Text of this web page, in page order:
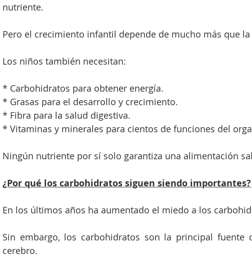
nutriente.
Pero el crecimiento infantil depende de mucho más que
Los niños también necesitan:
* Carbohidratos para obtener energía.
* Grasas para el desarrollo y crecimiento.
* Fibra para la salud digestiva.
* Vitaminas y minerales para cientos de funciones del
Ningún nutriente por sí solo garantiza una alimentación
¿Por qué los carbohidratos siguen siendo importantes?
En los últimos años ha aumentado el miedo a los
Sin embargo, los carbohidratos son la principal fuente
cerebro.